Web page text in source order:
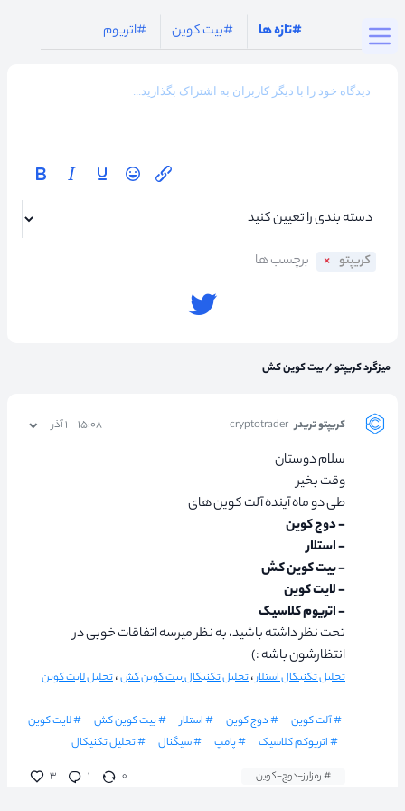
#تازه ها #بیت کوین #اتریوم
کریپتو
میزگرد کریپتو/بیت کوین کش
کریپتو تریدر cryptotrader ۱۵:۰۸ - ۱ آذر
سلام دوستان
وقت بخیر
طی دو ماه آینده آلت کوین های
- دوج کوین
- استلار
- بیت کوین کش
- لایت کوین
- اتریوم کلاسیک
تحت نظر داشته باشید، به نظر میرسه اتفاقات خوبی در
انتظارشون باشه :)
تحلیل تکنیکال استلار،تحلیل تکنیکال بیت کوین کش،تحلیل لایت کوین
# آلت کوین # دوج کوین # استلار # بیت کوین کش
# لایت کوین
# اتریوکم کلاسیک
# پامپ # سیگنال # تحلیل تکنیکال
# رمزارز-دوج-کوین ۳ ۱ ۰